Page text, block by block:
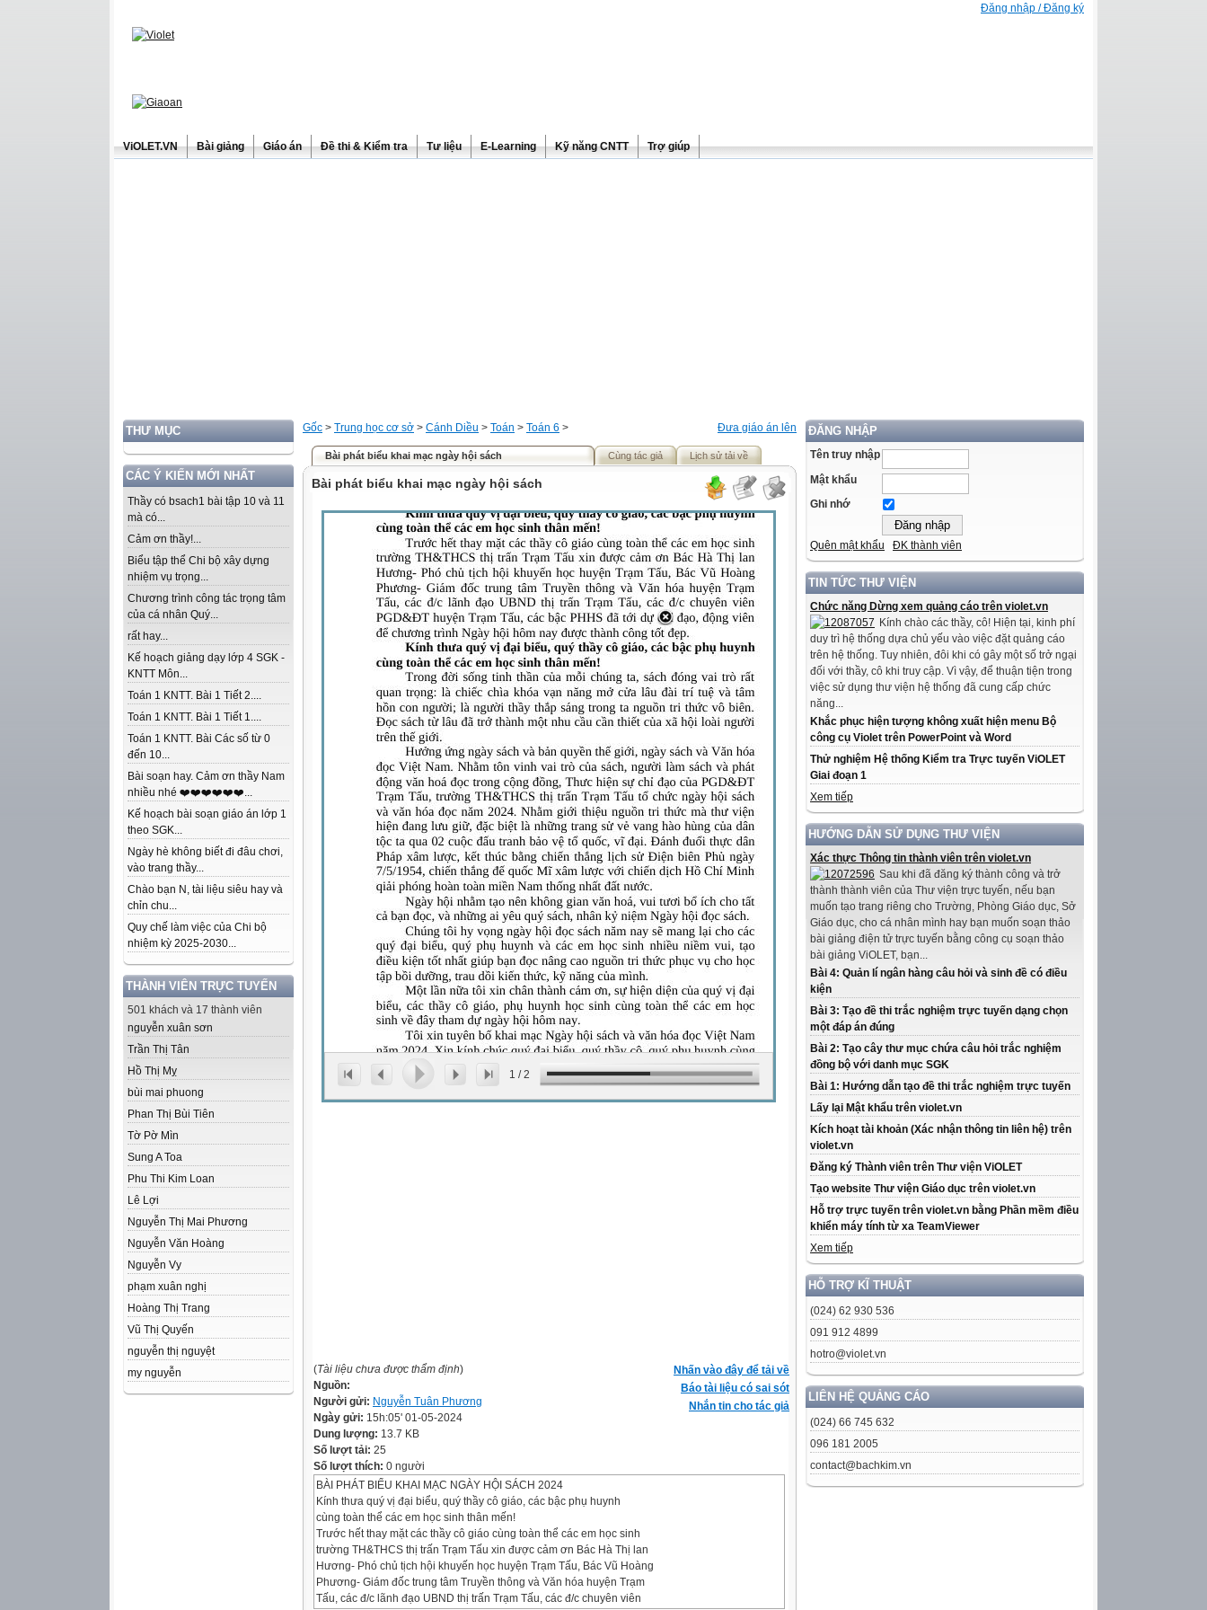
Đăng nhập / Đăng ký
ViOLET.VN Bài giảng Giáo án Đề thi & Kiểm tra Tư liệu E-Learning Kỹ năng CNTT Trợ giúp
THƯ MỤC
CÁC Ý KIẾN MỚI NHẤT
Thầy có bsach1 bài tập 10 và 11
mà có...
Cảm ơn thầy!...
Biểu tập thể Chi bộ xây dựng
nhiệm vụ trọng...
Chương trình công tác trọng tâm
của cá nhân Quý...
rất hay...
Kế hoạch giảng dạy lớp 4 SGK -
KNTT Môn...
Toán 1 KNTT. Bài 1 Tiết 2....
Toán 1 KNTT. Bài 1 Tiết 1....
Toán 1 KNTT. Bài Các số từ 0
đến 10...
Bài soạn hay. Cảm ơn thầy Nam
nhiều nhé ❤️❤️❤️❤️❤️❤️...
Kế hoạch bài soạn giáo án lớp 1
theo SGK...
Ngày hè không biết đi đâu chơi,
vào trang thầy...
Chào bạn N, tài liệu siêu hay và
chỉn chu...
Quy chế làm việc của Chi bộ
nhiệm kỳ 2025-2030...
THÀNH VIÊN TRỰC TUYẾN
501 khách và 17 thành viên
nguyễn xuân sơn
Trần Thị Tân
Hồ Thị Mỵ
bùi mai phuong
Phan Thị Bùi Tiên
Tờ Pờ Mìn
Sung A Toa
Phu Thi Kim Loan
Lê Lợi
Nguyễn Thị Mai Phương
Nguyễn Văn Hoàng
Nguyễn Vy
phạm xuân nghị
Hoàng Thị Trang
Vũ Thị Quyến
nguyễn thị nguyệt
my nguyễn
ĐĂNG NHẬP
Tên truy nhập
Mật khẩu
Ghi nhớ
Quên mật khẩu ĐK thành viên
TIN TỨC THƯ VIỆN
Chức năng Dừng xem quảng cáo trên violet.vn
Kính chào các thầy, cô! Hiện tại, kinh phí
duy trì hệ thống dựa chủ yếu vào việc đặt quảng cáo
trên hệ thống. Tuy nhiên, đôi khi có gây một số trở ngại
đối với thầy, cô khi truy cập. Vì vậy, để thuận tiện trong
việc sử dụng thư viện hệ thống đã cung cấp chức
năng...
Khắc phục hiện tượng không xuất hiện menu Bộ
công cụ Violet trên PowerPoint và Word
Thử nghiệm Hệ thống Kiểm tra Trực tuyến ViOLET
Giai đoạn 1
Xem tiếp
HƯỚNG DẪN SỬ DỤNG THƯ VIỆN
Xác thực Thông tin thành viên trên violet.vn
Sau khi đã đăng ký thành công và trở
thành thành viên của Thư viện trực tuyến, nếu bạn
muốn tạo trang riêng cho Trường, Phòng Giáo dục, Sở
Giáo dục, cho cá nhân mình hay bạn muốn soạn thảo
bài giảng điện tử trực tuyến bằng công cụ soạn thảo
bài giảng ViOLET, bạn...
Bài 4: Quản lí ngân hàng câu hỏi và sinh đề có điều
kiện
Bài 3: Tạo đề thi trắc nghiệm trực tuyến dạng chọn
một đáp án đúng
Bài 2: Tạo cây thư mục chứa câu hỏi trắc nghiệm
đồng bộ với danh mục SGK
Bài 1: Hướng dẫn tạo đề thi trắc nghiệm trực tuyến
Lấy lại Mật khẩu trên violet.vn
Kích hoạt tài khoản (Xác nhận thông tin liên hệ) trên
violet.vn
Đăng ký Thành viên trên Thư viện ViOLET
Tạo website Thư viện Giáo dục trên violet.vn
Hỗ trợ trực tuyến trên violet.vn bằng Phần mềm điều
khiển máy tính từ xa TeamViewer
Xem tiếp
HỖ TRỢ KĨ THUẬT
(024) 62 930 536
091 912 4899
hotro@violet.vn
LIÊN HỆ QUẢNG CÁO
(024) 66 745 632
096 181 2005
contact@bachkim.vn
Đưa giáo án lên
Gốc > Trung học cơ sở > Cánh Diều > Toán > Toán 6 >
Bài phát biểu khai mạc ngày hội sách Cùng tác giả Lịch sử tải về
Bài phát biểu khai mạc ngày hội sách
1 /2
Nhấn vào đây để tải về
Báo tài liệu có sai sót
Nhắn tin cho tác giả
(Tài liệu chưa được thẩm định)
Nguồn:
Người gửi: Nguyễn Tuân Phương
Ngày gửi: 15h:05' 01-05-2024
Dung lượng: 13.7 KB
Số lượt tải: 25
Số lượt thích: 0 người
BÀI PHÁT BIỂU KHAI MẠC NGÀY HỘI SÁCH 2024
Kính thưa quý vị đại biểu, quý thầy cô giáo, các bậc phụ huynh
cùng toàn thể các em học sinh thân mến!
Trước hết thay mặt các thầy cô giáo cùng toàn thể các em học sinh
trường TH&THCS thị trấn Trạm Tấu xin được cảm ơn Bác Hà Thị lan
Hương- Phó chủ tịch hội khuyến học huyện Trạm Tấu, Bác Vũ Hoàng
Phương- Giám đốc trung tâm Truyền thông và Văn hóa huyện Trạm
Tấu, các đ/c lãnh đạo UBND thị trấn Trạm Tấu, các đ/c chuyên viên